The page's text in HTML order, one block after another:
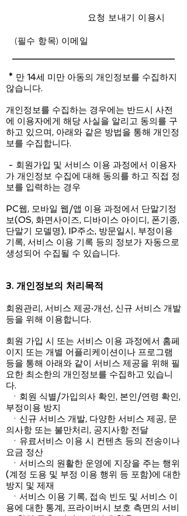
​ 요청 보내기 이용시
(필수 항목) 이메일
* 만 14세 미만 아동의 개인정보를 수집하지
않습니다.
개인정보를 수집하는 경우에는 반드시 사전
에 이용자에게 해당 사실을 알리고 동의를 구
하고 있으며, 아래와 같은 방법을 통해 개인정
보를 수집합니다.
- 회원가입 및 서비스 이용 과정에서 이용자
가 개인정보 수집에 대해 동의를 하고 직접 정
보를 입력하는 경우
PC웹, 모바일 웹/앱 이용 과정에서 단말기정
보(OS, 화면사이즈, 디바이스 아이디, 폰기종,
단말기 모델명), IP주소, 방문일시, 부정이용
기록, 서비스 이용 기록 등의 정보가 자동으로
생성되어 수집될 수 있습니다.
3. 개인정보의 처리목적
회원관리, 서비스 제공·개선, 신규 서비스 개발
등을 위해 이용합니다.
회원 가입 시 또는 서비스 이용 과정에서 홈페
이지 또는 개별 어플리케이션이나 프로그램
등을 통해 아래와 같이 서비스 제공을 위해 필
요한 최소한의 개인정보를 수집하고 있습니
다.
ㆍ회원 식별/가입의사 확인, 본인/연령 확인,
부정이용 방지
ㆍ신규 서비스 개발, 다양한 서비스 제공, 문
의사항 또는 불만처리, 공지사항 전달
ㆍ유료서비스 이용 시 컨텐츠 등의 전송이나
요금 정산
ㆍ서비스의 원활한 운영에 지장을 주는 행위
(계정 도용 및 부정 이용 행위 등 포함)에 대한
방지 및 제재
ㆍ서비스 이용 기록, 접속 빈도 및 서비스 이
용에 대한 통계, 프라이버시 보호 측면의 서비